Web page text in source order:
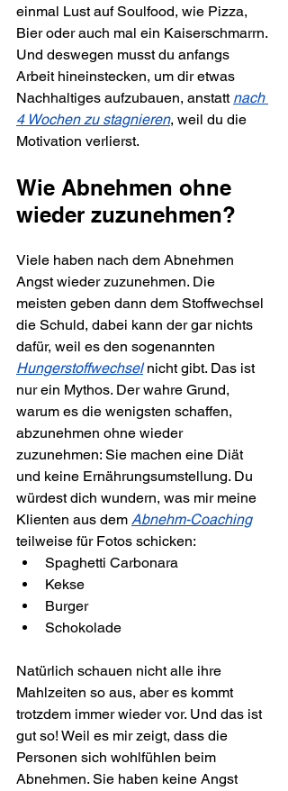
einmal Lust auf Soulfood, wie Pizza,
Bier oder auch mal ein Kaiserschmarrn.
Und deswegen musst du anfangs
Arbeit hineinstecken, um dir etwas
Nachhaltiges aufzubauen, anstatt nach
4 Wochen zu stagnieren, weil du die
Motivation verlierst.
Wie Abnehmen ohne
wieder zuzunehmen?
Viele haben nach dem Abnehmen
Angst wieder zuzunehmen. Die
meisten geben dann dem Stoffwechsel
die Schuld, dabei kann der gar nichts
dafür, weil es den sogenannten
Hungerstoffwechsel nicht gibt. Das ist
nur ein Mythos. Der wahre Grund,
warum es die wenigsten schaffen,
abzunehmen ohne wieder
zuzunehmen: Sie machen eine Diät
und keine Ernährungsumstellung. Du
würdest dich wundern, was mir meine
Klienten aus dem Abnehm-Coaching
teilweise für Fotos schicken:
Spaghetti Carbonara
Kekse
Burger
Schokolade
Natürlich schauen nicht alle ihre
Mahlzeiten so aus, aber es kommt
trotzdem immer wieder vor. Und das ist
gut so! Weil es mir zeigt, dass die
Personen sich wohlfühlen beim
Abnehmen. Sie haben keine Angst